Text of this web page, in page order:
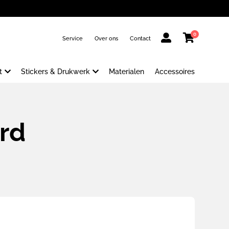
Service Over ons Contact
0
Stickers & Drukwerk Materialen Accessoires